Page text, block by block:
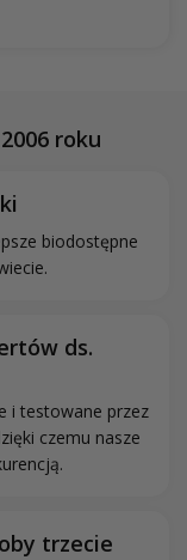
roku
biodostępne
ds.
i testowane przez
czemu nasze
trzecie